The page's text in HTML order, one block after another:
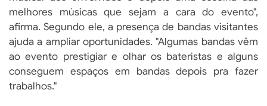
melhores músicas que sejam a cara do evento",
afirma. Segundo ele, a presença de bandas visitantes
ajuda a ampliar oportunidades. "Algumas bandas vêm
ao evento prestigiar e olhar os bateristas e alguns
conseguem espaços em bandas depois pra fazer
trabalhos."